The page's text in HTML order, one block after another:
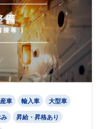
車 輸入車 大型車
み 昇給・昇格あり